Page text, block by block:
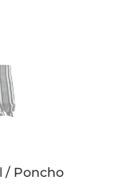
/ Poncho